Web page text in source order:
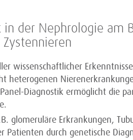
der Nephrologie am
wissenschaftlicher
heterogenen
Diagnostik ermöglicht die
glomeruläre Erkrankungen,
Patienten durch genetische